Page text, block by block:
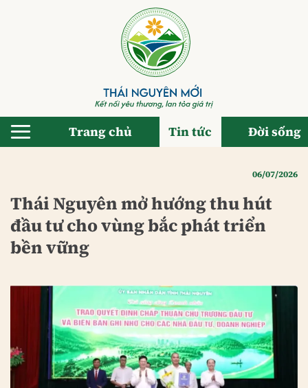
Trang chủ Tin tức Đời sống
06/07/2026
Thái Nguyên mở hướng thu hút
đầu tư cho vùng bắc phát triển
bền vững